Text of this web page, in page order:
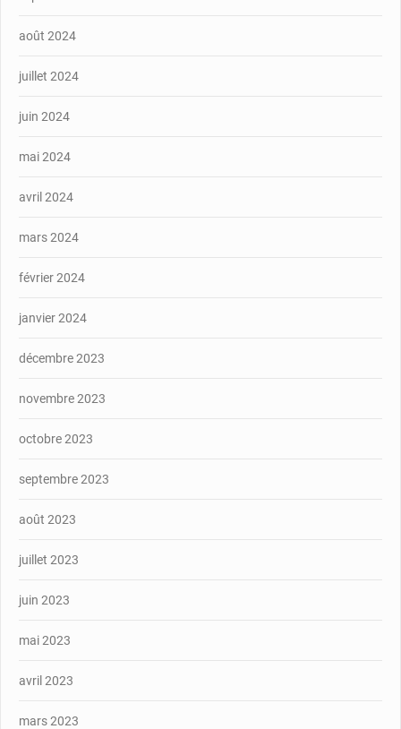
août 2024
juillet 2024
juin 2024
mai 2024
avril 2024
mars 2024
février 2024
janvier 2024
décembre 2023
novembre 2023
octobre 2023
septembre 2023
août 2023
juillet 2023
juin 2023
mai 2023
avril 2023
mars 2023